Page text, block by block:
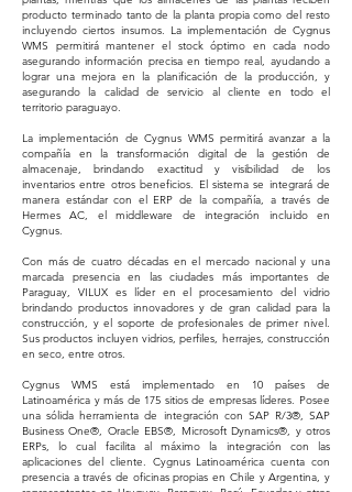
producto terminado tanto de la planta propia como del resto
incluyendo ciertos insumos. La implementación de Cygnus
WMS permitirá mantener el stock óptimo en cada nodo
asegurando información precisa en tiempo real, ayudando a
lograr una mejora en la planificación de la producción, y
asegurando la calidad de servicio al cliente en todo el
territorio paraguayo.
La implementación de Cygnus WMS permitirá avanzar a la
compañía en la transformación digital de la gestión de
almacenaje, brindando exactitud y visibilidad de los
inventarios entre otros beneficios. El sistema se integrará de
manera estándar con el ERP de la compañía, a través de
Hermes AC, el middleware de integración incluido en
Cygnus.
Con más de cuatro décadas en el mercado nacional y una
marcada presencia en las ciudades más importantes de
Paraguay, VILUX es líder en el procesamiento del vidrio
brindando productos innovadores y de gran calidad para la
construcción, y el soporte de profesionales de primer nivel.
Sus productos incluyen vidrios, perfiles, herrajes, construcción
en seco, entre otros.
Cygnus WMS está implementado en 10 países de
Latinoamérica y más de 175 sitios de empresas líderes. Posee
una sólida herramienta de integración con SAP R/3®, SAP
Business One®, Oracle EBS®, Microsoft Dynamics®, y otros
ERPs, lo cual facilita al máximo la integración con las
aplicaciones del cliente. Cygnus Latinoamérica cuenta con
presencia a través de oficinas propias en Chile y Argentina, y